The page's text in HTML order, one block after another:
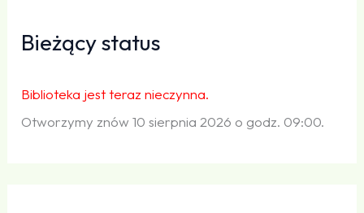
Bieżący status
Biblioteka jest teraz nieczynna.
Otworzymy znów 10 sierpnia 2026 o godz. 09:00.